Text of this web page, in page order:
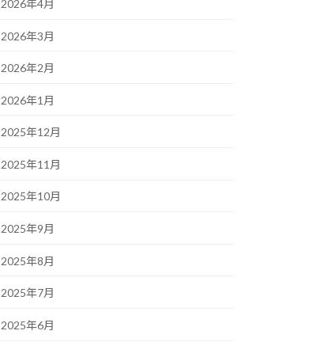
2026年4月
2026年3月
2026年2月
2026年1月
2025年12月
2025年11月
2025年10月
2025年9月
2025年8月
2025年7月
2025年6月